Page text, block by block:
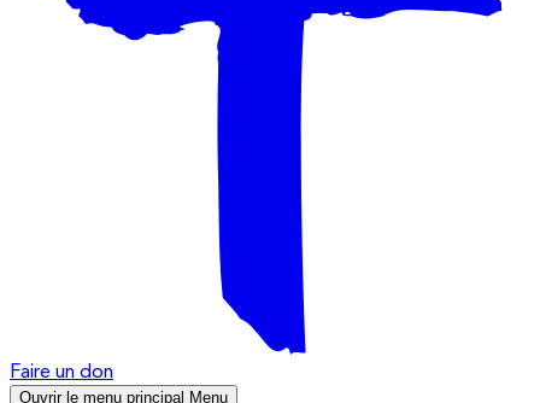
Faire un don
Ouvrir le menu principal Menu